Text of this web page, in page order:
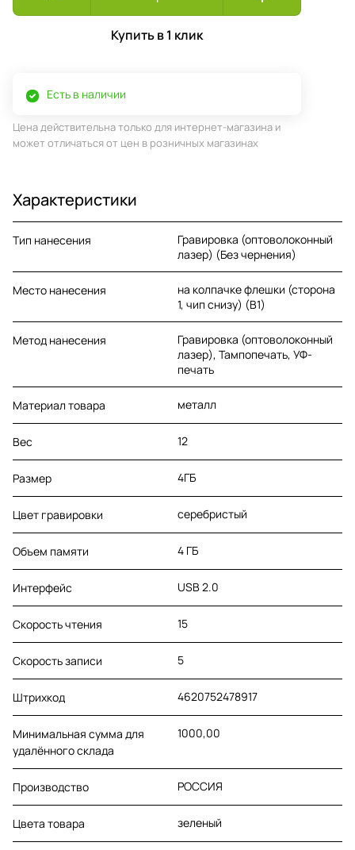
Купить в 1 клик
Есть в наличии
Цена действительна только для интернет-магазина и
может отличаться от цен в розничных магазинах
Характеристики
Тип нанесения
Гравировка (оптоволоконный
лазер) (Без чернения)
Место нанесения
на колпачке флешки (сторона
1, чип снизу) (B1)
Метод нанесения
Гравировка (оптоволоконный
лазер), Тампопечать, УФ-
печать
Материал товара металл
Вес 12
Размер 4ГБ
Цвет гравировки серебристый
Объем памяти 4 ГБ
Интерфейс USB 2.0
Скорость чтения 15
Скорость записи 5
Штрихкод 4620752478917
Минимальная сумма для
удалённого склада
1000,00
Производство РОССИЯ
Цвета товара зеленый